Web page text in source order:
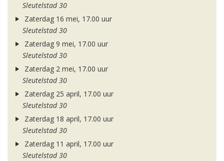
Sleutelstad 30
Zaterdag 16 mei, 17.00 uur
Sleutelstad 30
Zaterdag 9 mei, 17.00 uur
Sleutelstad 30
Zaterdag 2 mei, 17.00 uur
Sleutelstad 30
Zaterdag 25 april, 17.00 uur
Sleutelstad 30
Zaterdag 18 april, 17.00 uur
Sleutelstad 30
Zaterdag 11 april, 17.00 uur
Sleutelstad 30